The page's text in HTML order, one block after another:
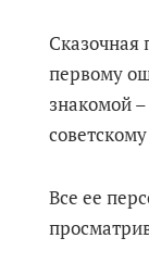
Сказочная
первому
знакомой
Все ее